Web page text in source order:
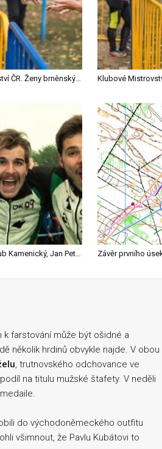
Pavel Kubát, Jakub Kamenický, Jan Petržela (OK99 Hradec Králové)
farstování může být ošidné a
několik hrdinů obvykle najde. V obou
, trutnovského odchovance ve
na titulu mužské štafety. V neděli
do východoněmeckého outfitu
všimnout, že Pavlu Kubátovi to